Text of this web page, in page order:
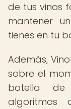
de tus vinos
mantener
tienes en tu
Además,
sobre el
botella de
algoritmos